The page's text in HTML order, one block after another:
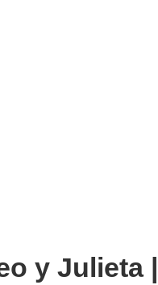
y Julieta